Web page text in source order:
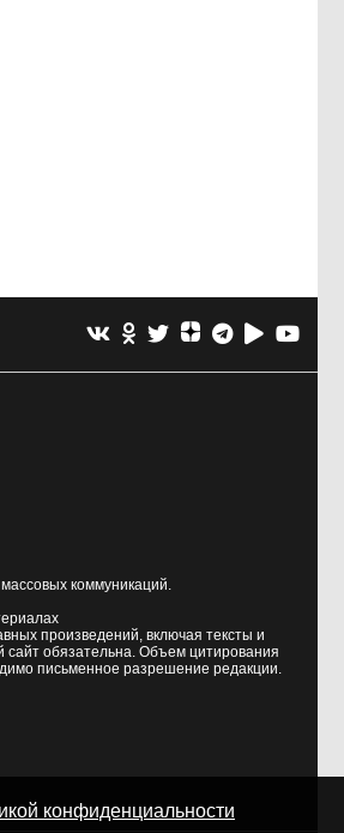
коммуникаций.
произведений, включая тексты и
обязательна. Объем цитирования
письменное разрешение редакции.
конфиденциальности